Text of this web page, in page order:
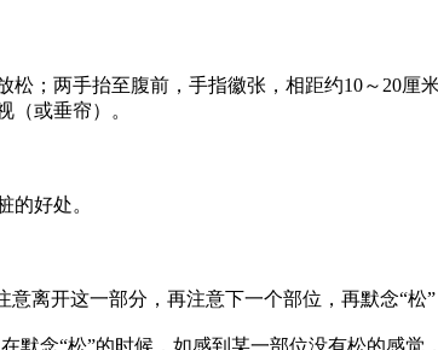
；两手抬至腹前，手指徽张，相距约10～20厘
或垂帘）。
的好处。
离开这一部分，再注意下一个部位，再默念“松”
默念“松”的时候，如感到某一部位没有松的感